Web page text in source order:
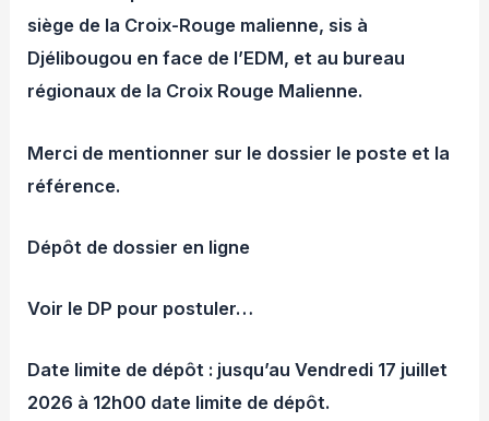
siège de la Croix-Rouge malienne, sis à
Djélibougou en face de l’EDM, et au bureau
régionaux de la Croix Rouge Malienne.
Merci de mentionner sur le dossier le poste et la
référence.
Dépôt de dossier en ligne
Voir le DP pour postuler…
Date limite de dépôt : jusqu’au Vendredi 17 juillet
2026 à 12h00 date limite de dépôt.